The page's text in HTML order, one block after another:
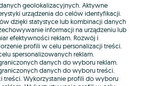
geolokalizacyjnych. Aktywne
urządzenia do celów identyfikacji.
dzięki statystyce lub kombinacji danych
informacji na urządzeniu lub
efektywności reklam. Rozwój i
profili w celu personalizacji treści.
spersonalizowanych reklam.
danych do wyboru reklam.
danych do wyboru treści.
treści. Wykorzystanie profili do wyboru